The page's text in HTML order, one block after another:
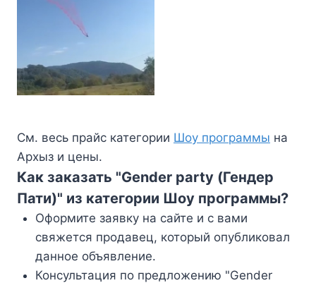
См. весь прайс категории Шоу программы на
Архыз и цены.
Как заказать "Gender party (Гендер
Пати)" из категории Шоу программы?
Оформите заявку на сайте и с вами
свяжется продавец, который опубликовал
данное объявление.
Консультация по предложению "Gender